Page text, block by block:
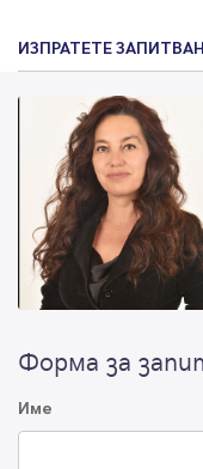
ИЗПРАТЕТЕ
Форма за
Име